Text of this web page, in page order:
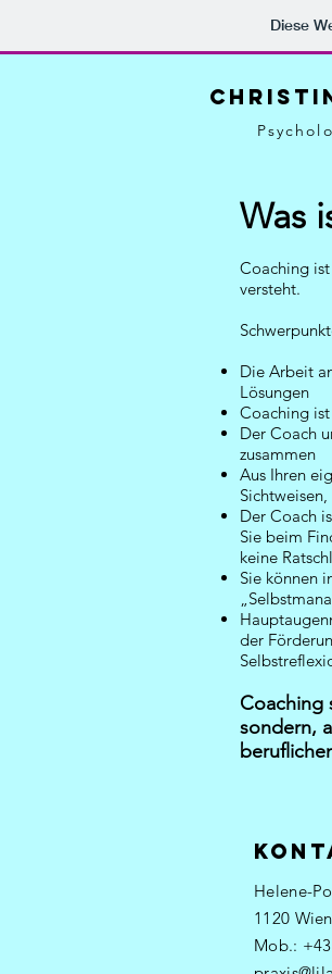
Diese
Was
Coaching
versteht.
Die Arbeit
Lösungen
Coaching
Der Coach
zusammen
Aus Ihren
Der Coach
Sie beim
keine
Sie können
der
Coaching
sondern,
Helene-
1120 Wien​​
Mob.: